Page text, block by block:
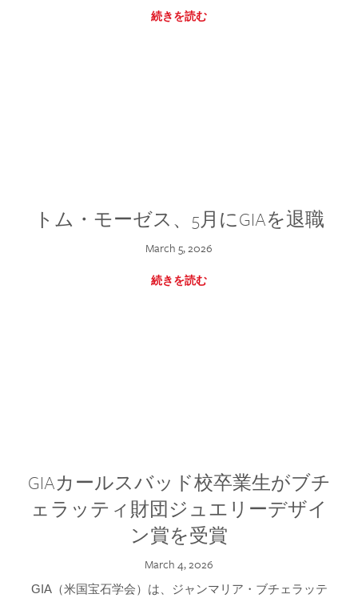
続きを読む
トム・モーゼス、5月にGIAを退職
March 5, 2026
続きを読む
GIAカールスバッド校卒業生がブチ
ェラッティ財団ジュエリーデザイ
ン賞を受賞
March 4, 2026
GIA（米国宝石学会）は、ジャンマリア・ブチェラッテ